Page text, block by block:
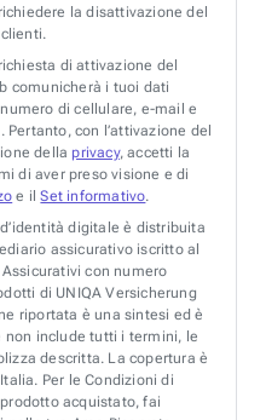
la disattivazione del
di attivazione del
comunicherà i tuoi dati
di cellulare, e-mail e
con l’attivazione del
della privacy, accetti la
di aver preso visione e di
e ilSet informativo.
digitale è distribuita
assicurativo iscritto al
con numero
di UNIQA Versicherung
riportata è una sintesi ed è
non include tutti i termini, le
descritta. La copertura è
Per le Condizioni di
acquistato, fai